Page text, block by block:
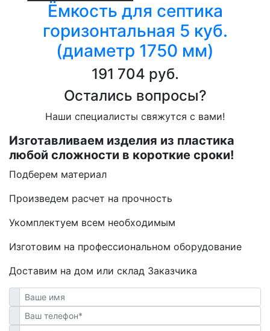
Ёмкость для септика
горизонтальная 5 куб.
(диаметр 1750 мм)
191 704 руб.
Остались вопросы?
Наши специалисты свяжутся с вами!
Изготавливаем изделия из пластика
любой сложности в короткие сроки!
Подберем материал
Произведем расчет на прочность
Укомплектуем всем необходимым
Изготовим на профессиональном оборудование
Доставим на дом или склад Заказчика